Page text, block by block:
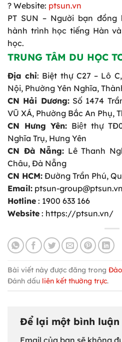
? Website: ptsun.vn
PT SUN – Người bạn
hành trình học tiếng Hàn
học.
TRUNG TÂM DU HỌC
Địa chỉ: Biệt thự C27 – Lô
Nội, Phường Yên Nghĩa,
CN Hải Dương:Số 1474
VŨ XÁ, Phường Bắc An Phụ,
CN Hưng Yên: Biệt thự
Nghĩa Trụ, Hưng Yên
CN Đà Nẵng: Lê Thanh
Châu, Đà Nẵng
CN HCM: Đường Trần Phú,
Email: ptsun-group@ptsun.vn
Hotline : 1900 633 166
Website : https://ptsun.vn/
Bài viết này được đăng trong
Đánh dấu liên kết thường trực.
Để lại một bình luận
Email của bạn sẽ không